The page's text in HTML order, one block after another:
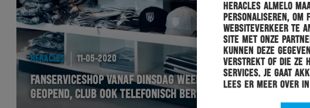
Heracles Almelo
personaliseren, om
websiteverkeer te
site met onze
kunnen deze
verstrekt of die ze
services. Je gaat
Lees er meer over in
HERACLES 11-05-2020
FANSERVICESHOP VANAF DINSDAG WEER
GEOPEND, CLUB OOK TELEFONISCH BEREIKBAAR
OOK